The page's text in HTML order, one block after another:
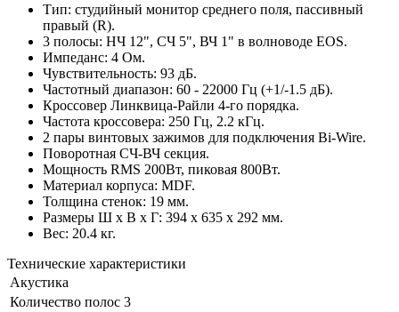
Тип: студийный монитор среднего поля, пассивный
правый (R).
3 полосы: НЧ 12", СЧ 5", ВЧ 1" в волноводе EOS.
Импеданс: 4 Ом.
Чувствительность: 93 дБ.
Частотный диапазон: 60 - 22000 Гц (+1/-1.5 дБ).
Кроссовер Линквица-Райли 4-го порядка.
Частота кроссовера: 250 Гц, 2.2 кГц.
2 пары винтовых зажимов для подключения Bi-Wire.
Поворотная СЧ-ВЧ секция.
Мощность RMS 200Вт, пиковая 800Вт.
Материал корпуса: MDF.
Толщина стенок: 19 мм.
Размеры Ш х В х Г: 394 x 635 x 292 мм.
Вес: 20.4 кг.
Технические характеристики
Акустика
Количество полос 3